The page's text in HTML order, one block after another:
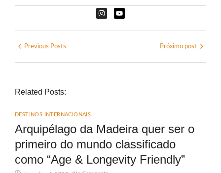
Previous Posts Próximo post
Related Posts:
DESTINOS INTERNACIONAIS
Arquipélago da Madeira quer ser o
primeiro do mundo classificado
como “Age & Longevity Friendly”